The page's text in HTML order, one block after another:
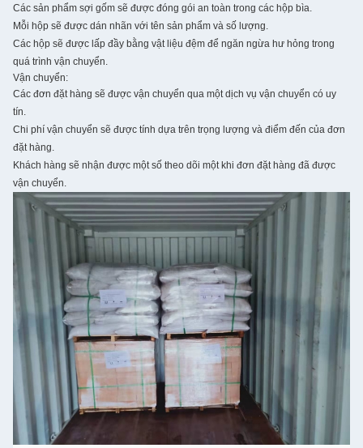
Các sản phẩm sợi gốm sẽ được đóng gói an toàn trong các hộp bìa.
Mỗi hộp sẽ được dán nhãn với tên sản phẩm và số lượng.
Các hộp sẽ được lấp đầy bằng vật liệu đệm để ngăn ngừa hư hỏng trong
quá trình vận chuyển.
Vận chuyển:
Các đơn đặt hàng sẽ được vận chuyển qua một dịch vụ vận chuyển có uy
tín.
Chi phí vận chuyển sẽ được tính dựa trên trọng lượng và điểm đến của đơn
đặt hàng.
Khách hàng sẽ nhận được một số theo dõi một khi đơn đặt hàng đã được
vận chuyển.